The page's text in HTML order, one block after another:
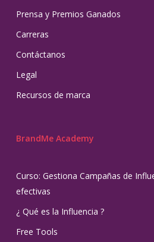
Prensa y Premios Ganados
Carreras
Contáctanos
Legal
Recursos de marca
BrandMe Academy
Curso: Gestiona Campañas de
efectivas
¿ Qué es la Influencia ?
Free Tools